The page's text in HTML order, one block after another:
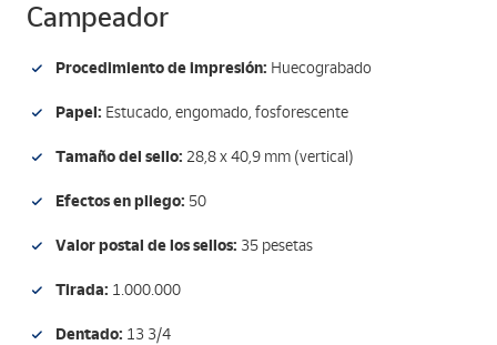
Campeador
Procedimiento de impresión: Huecograbado
Papel: Estucado, engomado, fosforescente
Tamaño del sello: 28,8 x 40,9 mm (vertical)
Efectos en pliego: 50
Valor postal de los sellos: 35 pesetas
Tirada: 1.000.000
Dentado: 13 3/4